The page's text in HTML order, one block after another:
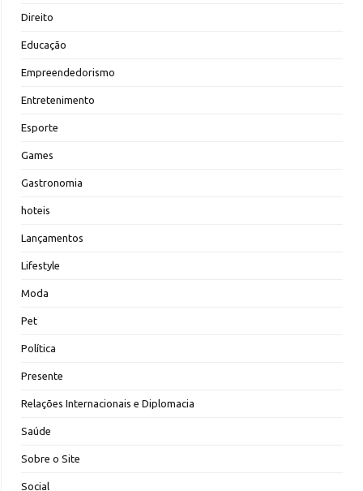
Direito
Educação
Empreendedorismo
Entretenimento
Esporte
Games
Gastronomia
hoteis
Lançamentos
Lifestyle
Moda
Pet
Política
Presente
Relações Internacionais e Diplomacia
Saúde
Sobre o Site
Social